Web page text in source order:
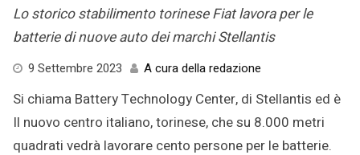
Lo storico stabilimento torinese Fiat lavora per le
batterie di nuove auto dei marchi Stellantis
9 Settembre 2023
2023
A cura della redazione
Si chiama Battery Technology Center, di Stellantis ed è
Il nuovo centro italiano, torinese, che su 8.000 metri
quadrati vedrà lavorare cento persone per le batterie.